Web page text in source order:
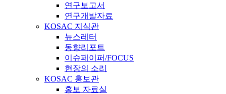
연구보고서
연구개발자료
KOSAC 지식관
뉴스레터
동향리포트
이슈페이퍼/FOCUS
현장의 소리
KOSAC 홍보관
홍보 자료실